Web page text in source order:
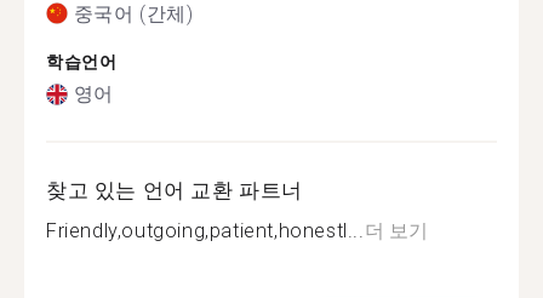
중국어 (간체)
학습언어
영어
찾고 있는 언어 교환 파트너
Friendly,outgoing,patient,honestl...더 보기